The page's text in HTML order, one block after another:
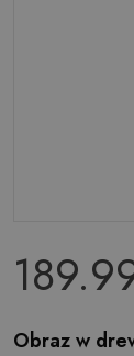
Obraz w